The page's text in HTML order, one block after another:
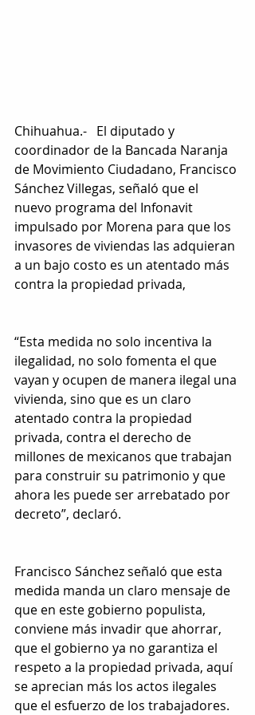
Chihuahua.-   El diputado y
coordinador de la Bancada Naranja
de Movimiento Ciudadano, Francisco
Sánchez Villegas, señaló que el
nuevo programa del Infonavit
impulsado por Morena para que los
invasores de viviendas las adquieran
a un bajo costo es un atentado más
contra la propiedad privada,
“Esta medida no solo incentiva la
ilegalidad, no solo fomenta el que
vayan y ocupen de manera ilegal una
vivienda, sino que es un claro
atentado contra la propiedad
privada, contra el derecho de
millones de mexicanos que trabajan
para construir su patrimonio y que
ahora les puede ser arrebatado por
decreto”, declaró.
Francisco Sánchez señaló que esta
medida manda un claro mensaje de
que en este gobierno populista,
conviene más invadir que ahorrar,
que el gobierno ya no garantiza el
respeto a la propiedad privada, aquí
se aprecian más los actos ilegales
que el esfuerzo de los trabajadores.